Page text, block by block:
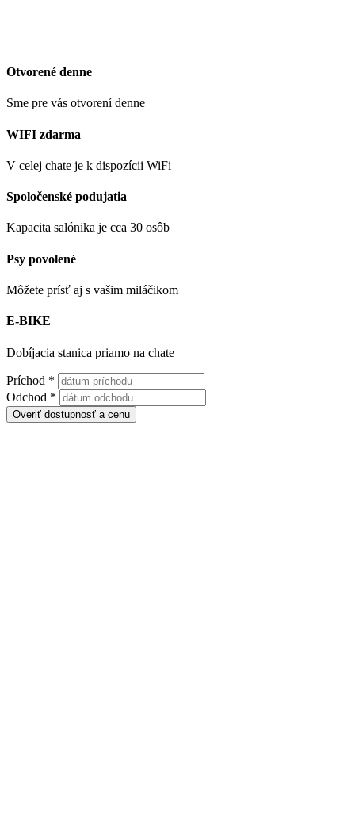
Otvorené denne
Sme pre vás otvorení denne
WIFI zdarma
V celej chate je k dispozícii WiFi
Spoločenské podujatia
Kapacita salónika je cca 30 osôb
Psy povolené
Môžete prísť aj s vašim miláčikom
E-BIKE
Dobíjacia stanica priamo na chate
Príchod *
Odchod *
Overiť dostupnosť a cenu